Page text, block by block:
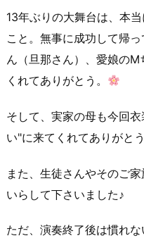
13年ぶりの大舞台は、本
こと。無事に成功して帰っ
ん（旦那さん）、愛娘の
くれてありがとう。
そして、実家の母も今回
い"に来てくれてありがと
また、生徒さんやそのご
いらして下さいました♪
ただ、演奏終了後は慣れ